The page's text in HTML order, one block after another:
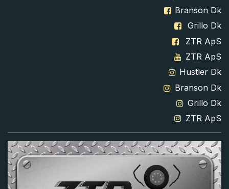
Branson Dk
Grillo Dk
ZTR ApS
ZTR ApS
Hustler Dk
Branson Dk
Grillo Dk
ZTR ApS